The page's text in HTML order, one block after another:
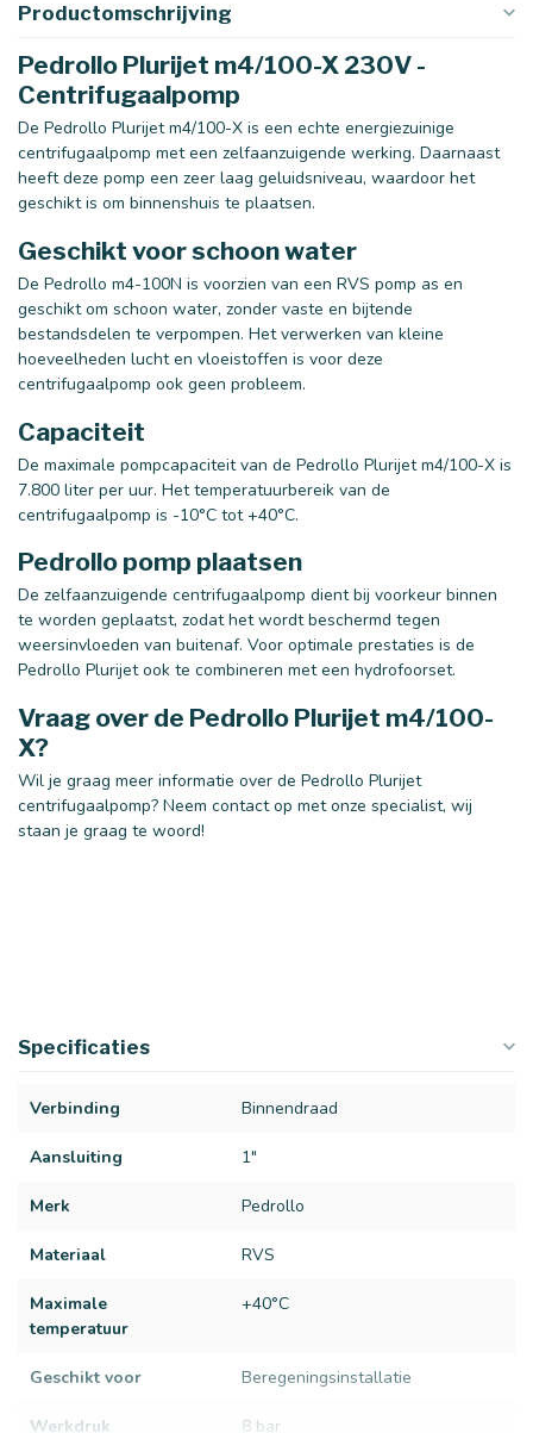
Productomschrijving
Pedrollo Plurijet m4/100-X 230V -
Centrifugaalpomp
De Pedrollo Plurijet m4/100-X is een echte energiezuinige
centrifugaalpomp met een zelfaanzuigende werking. Daarnaast
heeft deze pomp een zeer laag geluidsniveau, waardoor het
geschikt is om binnenshuis te plaatsen.
Geschikt voor schoon water
De Pedrollo m4-100N is voorzien van een RVS pomp as en
geschikt om schoon water, zonder vaste en bijtende
bestandsdelen te verpompen. Het verwerken van kleine
hoeveelheden lucht en vloeistoffen is voor deze
centrifugaalpomp ook geen probleem.
Capaciteit
De maximale pompcapaciteit van de Pedrollo Plurijet m4/100-X is
7.800 liter per uur. Het temperatuurbereik van de
centrifugaalpomp is -10°C tot +40°C.
Pedrollo pomp plaatsen
De zelfaanzuigende centrifugaalpomp dient bij voorkeur binnen
te worden geplaatst, zodat het wordt beschermd tegen
weersinvloeden van buitenaf. Voor optimale prestaties is de
Pedrollo Plurijet ook te combineren met een hydrofoorset.
Vraag over de Pedrollo Plurijet m4/100-
X?
Wil je graag meer informatie over de Pedrollo Plurijet
centrifugaalpomp? Neem contact op met onze specialist, wij
staan je graag te woord!
Specificaties
Verbinding Binnendraad
Aansluiting 1"
Merk Pedrollo
Materiaal RVS
Maximale
temperatuur
+40°C
Geschikt voor Beregeningsinstallatie
Werkdruk 8 bar